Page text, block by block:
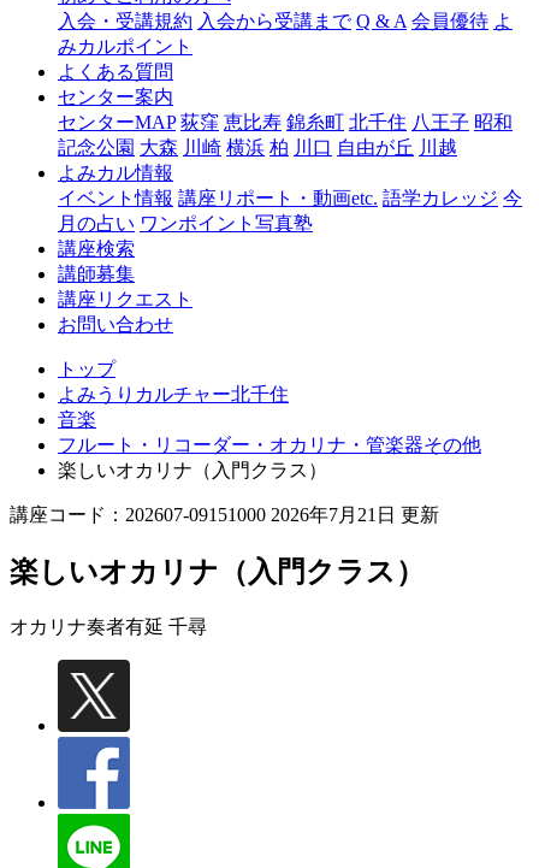
ャ
千
入会・受講規約 入会から受講まで Q & A 会員優待 よ
みカルポイント
よくある質問
センター案内
センターMAP 荻窪 恵比寿 錦糸町 北千住 八王子 昭和
記念公園 大森 川崎 横浜 柏 川口 自由が丘 川越
よみカル情報
イベント情報 講座リポート・動画etc. 語学カレッジ 今
月の占い ワンポイント写真塾
講座検索
講師募集
講座リクエスト
お問い合わせ
トップ
よみうりカルチャー北千住
音楽
フルート・リコーダー・オカリナ・管楽器その他
楽しいオカリナ（入門クラス）
講座コード：202607-09151000 2026年7月21日 更新
楽しいオカリナ（入門クラス）
オカリナ奏者有延 千尋